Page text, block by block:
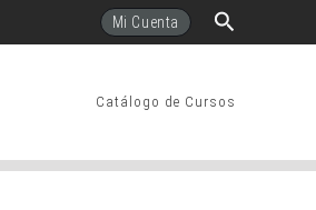
Mi Cuenta Buscar
Catálogo de Cursos